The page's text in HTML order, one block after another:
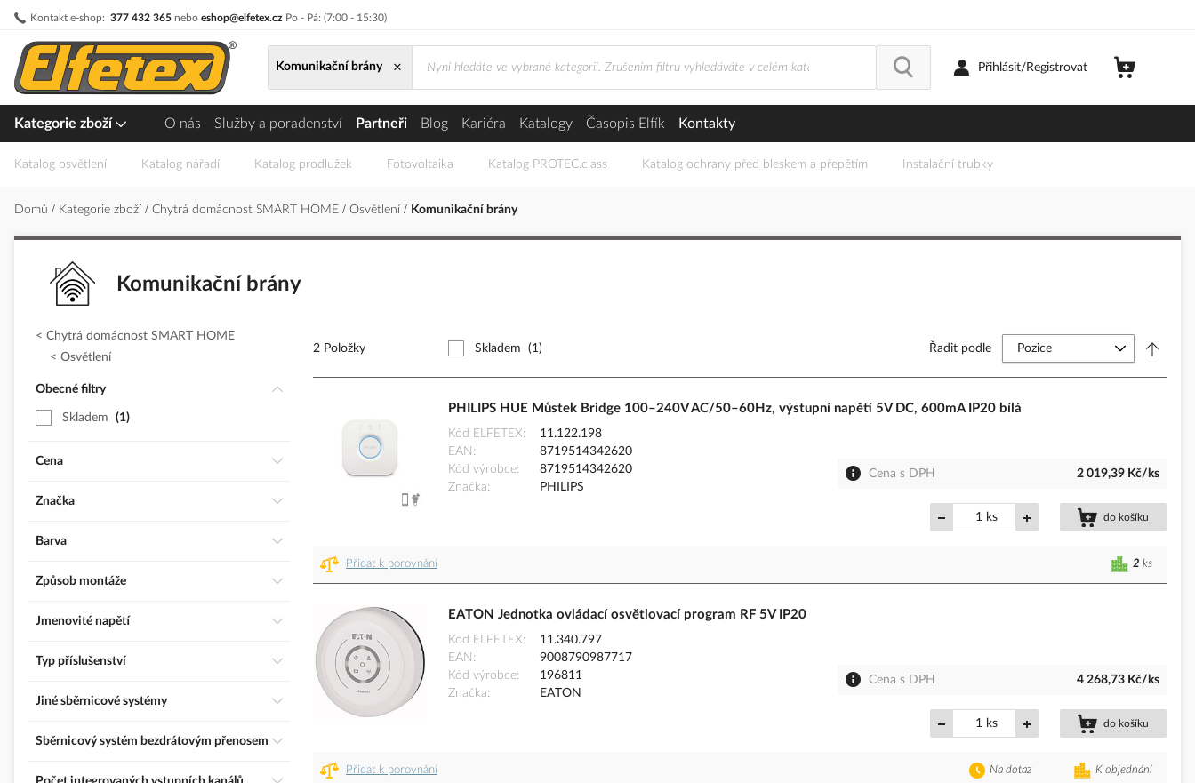
Kontakt e-shop: 377 432 365 nebo eshop@elfetex.cz Po - Pá: (7:00 - 15:30)
Přejít
obsah
Komunikační brány
× Přihlásit/Registrovat
Kategorie zboží O nás Služby a poradenství Partneři Blog Kariéra Katalogy Časopis Elfík Kontakty
Katalog osvětlení Katalog nářadí Katalog prodlužek Fotovoltaika Katalog PROTEC.class Katalog ochrany před bleskem a přepětím Instalační trubky
Domů Kategorie zboží Chytrá domácnost SMART HOME Osvětlení Komunikační brány
Komunikační brány
2 Položky Skladem (1) Řadit podle
PHILIPS HUE Můstek Bridge 100–240V AC/50–60Hz, výstupní napětí 5V DC, 600mA IP20 bílá
Kód ELFETEX
11.122.198
EAN
8719514342620
Kód výrobce
8719514342620
Značka
PHILIPS
Cena s DPH 2 019,39 Kč/ks
ks do košíku
Přidat k porovnání 2 ks
EATON Jednotka ovládací osvětlovací program RF 5V IP20
Kód ELFETEX
11.340.797
EAN
9008790987717
Kód výrobce
196811
Značka
EATON
Cena s DPH 4 268,73 Kč/ks
ks do košíku
Přidat k porovnání K objednání
Na dotaz
Chytrá domácnost SMART HOME
Osvětlení
Obecné filtry
Skladem 1
Cena
Značka
Barva
Způsob montáže
Jmenovité napětí
Typ příslušenství
Jiné sběrnicové systémy
Sběrnicový systém bezdrátovým přenosem